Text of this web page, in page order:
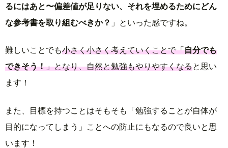
るにはあと〜偏差値が足りない、それを埋めるためにどん
な参考書を取り組むべきか？ 」といった感ですね。
難しいことでも小さく小さく考えていくことで「自分でも
できそう！」となり、自然と勉強もやりやすくなると思い
ます！
また、目標を持つことはそもそも「勉強することが自体が
目的になってしまう」ことへの防止にもなるので良いと思
います！